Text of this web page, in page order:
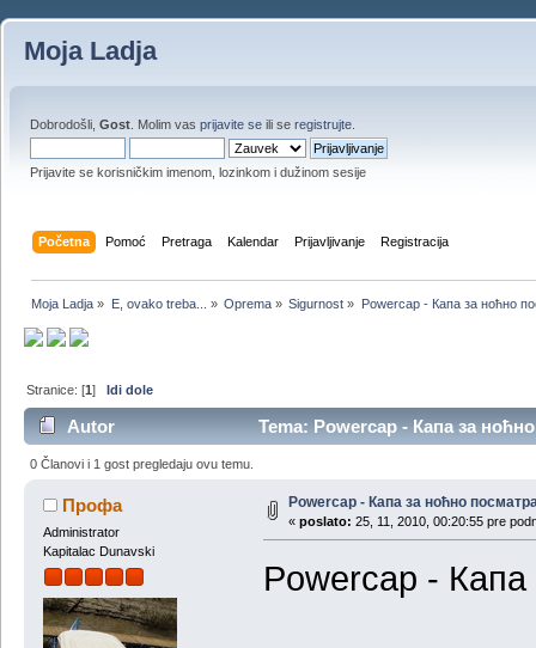
Moja Ladja
Dobrodošli, Gost . Molim vas prijavite se ili se registrujte
Prijavite se korisničkim imenom, lozinkom i dužinom sesije
Početna Pomoć Pretraga Kalendar Prijavljivanje Registracija
Moja Ladja » E, ovako treba... » Oprema» Sigurnost » Powercap - Капа за ноћно
Stranice: [1]Idi dole
Autor Tema: Powercap - Капа за
0 Članovi i 1 gost pregledaju ovu temu.
Профа
Administrator
Kapitalac Dunavski
Powercap - Капа за ноћно
« poslato: 25, 11, 2010, 00:20:55 pre
Powercap -